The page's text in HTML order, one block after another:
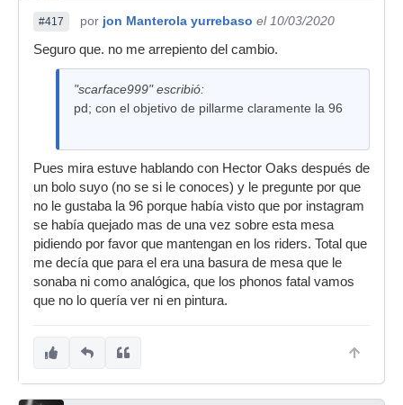
#417 por jon Manterola yurrebaso el 10/03/2020
Seguro que. no me arrepiento del cambio.
"scarface999" escribió:
pd; con el objetivo de pillarme claramente la 96
Pues mira estuve hablando con Hector Oaks después de
un bolo suyo (no se si le conoces) y le pregunte por que
no le gustaba la 96 porque había visto que por instagram
se había quejado mas de una vez sobre esta mesa
pidiendo por favor que mantengan en los riders. Total que
me decía que para el era una basura de mesa que le
sonaba ni como analógica, que los phonos fatal vamos
que no lo quería ver ni en pintura.